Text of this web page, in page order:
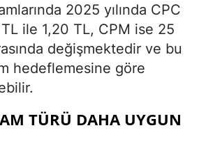
2025 yılında CPC
ile 1,20 TL, CPM ise 25
değişmektedir ve bu
hedeflemesine göre
TÜRÜ DAHA UYGUN